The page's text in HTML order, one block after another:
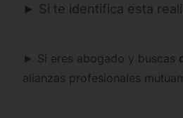
► Si te identifica esta
► Si eres abogado y buscas
alianzas profesionales